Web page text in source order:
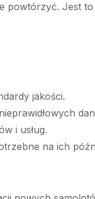
powtórzyć. Jest
jakości.
i usług.
na ich